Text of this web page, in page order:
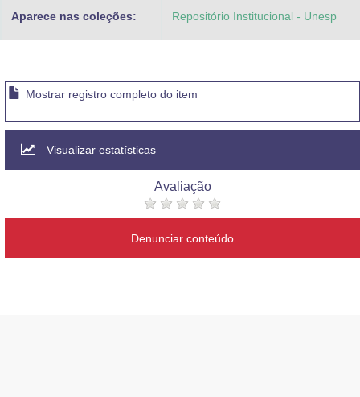
Aparece nas coleções: Repositório Institucional - Unesp
Mostrar registro completo do item
Visualizar estatísticas
Avaliação
Denunciar conteúdo